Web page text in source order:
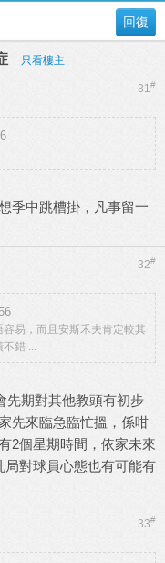
回復
只看樓主
31#
季中跳槽掛，凡事留一
32#
易，而且安斯禾夫肯定較其
錯 ...
先期對其他教頭有初步
先來臨急臨忙搵，係咁
2個星期時間，依家未來
對球員心態也有可能有
33#